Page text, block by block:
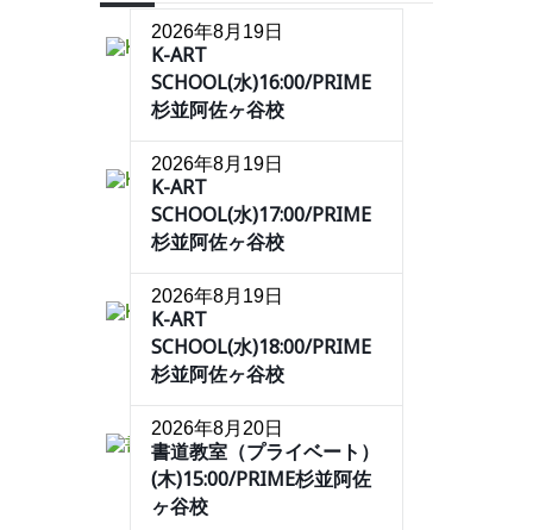
2026年8月19日
K-ART
SCHOOL(水)16:00/PRIME
杉並阿佐ヶ谷校
2026年8月19日
K-ART
SCHOOL(水)17:00/PRIME
杉並阿佐ヶ谷校
2026年8月19日
K-ART
SCHOOL(水)18:00/PRIME
杉並阿佐ヶ谷校
2026年8月20日
書道教室（プライベート）
(木)15:00/PRIME杉並阿佐
ヶ谷校